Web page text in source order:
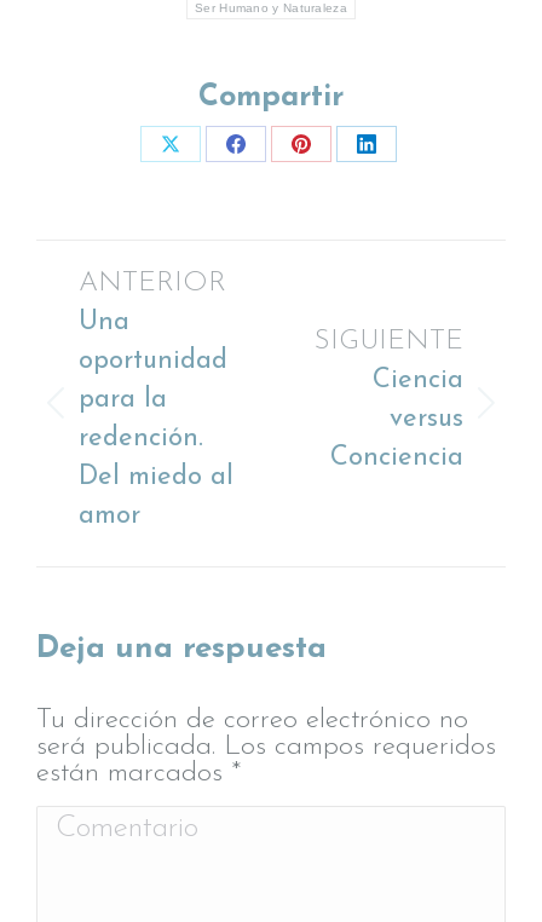
Ser Humano y Naturaleza
Compartir
Share
Share
Share
Share
Navegación
entre
publicaciones
ANTERIOR
Publicación
anterior:
Una
oportunidad
para la
redención.
Del miedo al
amor
SIGUIENTE
Publicación
siguiente:
Ciencia
versus
Conciencia
Deja una respuesta
Tu dirección de correo electrónico no
será publicada. Los campos requeridos
están marcados *
Comentario